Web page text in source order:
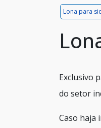
Lona para
Exclusivo
do setor
Caso haja